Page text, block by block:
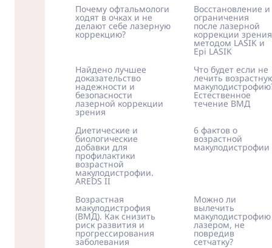
Почему офтальмологи
ходят в очках и не
делают себе лазерную
коррекцию?
Восстановление и
ограничения
после лазерной
коррекции зрения
методом LASIK и
Epi LASIK
Найдено лучшее
доказательство
надежности и
безопасности
лазерной коррекции
зрения
Что будет если не
лечить
Естественное
течение ВМД
Диетические и
биологические
добавки для
профилактики
возрастной
макулодистрофии.
AREDS II
6 фактов о
возрастной
макулодистрофии
Возрастная
макулодистрофия
(ВМД). Как снизить
риск развития и
прогрессирования
заболевания
Можно ли
вылечить
макулодистрофию
лазером, не
повредив
сетчатку?